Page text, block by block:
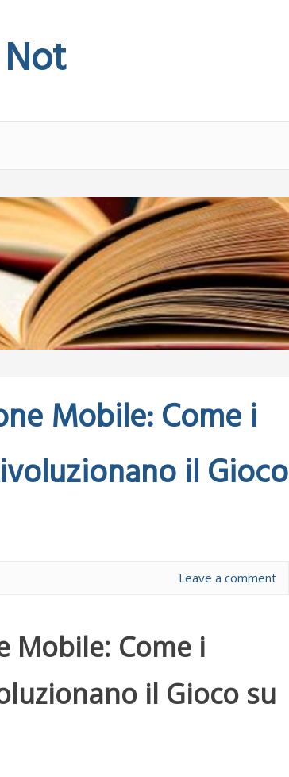
Mobile: Come i
il Gioco
Leave a comment
Mobile: Come i
il Gioco su